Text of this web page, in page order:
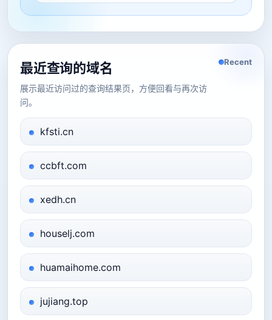
最近查询的域名
展示最近访问过的查询结果页，方便回看与再次访
问。
Recent
kfsti.cn
ccbft.com
xedh.cn
houselj.com
huamaihome.com
jujiang.top